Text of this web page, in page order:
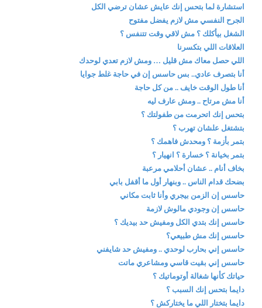
استشارة لما بتحس إنك عايش عشان ترضي الكل
الجرح النفسي مش لازم يفضل مفتوح
الشغل بيأكلك ؟ مش لاقي وقت تتنفس ؟
العلاقات اللي بتكسرنا
اللي حصل معاك مش قليل … ومش لازم تعدي لوحدك
أنا بتصرف عادي.. بس حاسس إن في حاجة غلط جوايا
أنا طول الوقت خايف .. من كل حاجة
أنا مش مرتاح .. ومش عارف ليه
بتحس إنك اتحرمت من طفولتك ؟
بتشتغل علشان تهرب ؟
بتمر بأزمة ؟ ومحدش فاهمك ؟
بتمر بخيانة ؟ خسارة ؟ انهيار ؟
بخاف أنام .. عشان أحلامي مرعبة
بضحك قدام الناس .. وبنهار أول ما أقفل بابي
حاسس إن الزمن بيجري وأنا ثابت مكاني
حاسس إن وجودي مالوش لازمة
حاسس إنك بتدي الكل ومفيش حد بيديك ؟
حاسس إنك مش طبيعي؟
حاسس إني بحارب لوحدي .. ومفيش حد شايفني
حاسس إني بقيت قاسي ومشاعري ماتت
حياتك كأنها شغالة أوتوماتيك ؟
دايما بتحس إنك السبب ؟
دايما بتختار اللي ما يختاركش ؟